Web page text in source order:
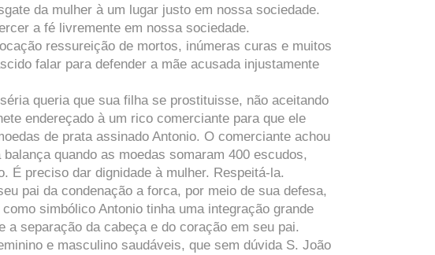
da mulher à um lugar justo em nossa sociedade.
a fé livremente em nossa sociedade.
ressureição de mortos, inúmeras curas e muitos
falar para defender a mãe acusada injustamente
queria que sua filha se prostituisse, não aceitando
endereçado à um rico comerciante para que ele
de prata assinado Antonio. O comerciante achou
quando as moedas somaram 400 escudos,
É preciso dar dignidade à mulher. Respeitá-la.
pai da condenação a forca, por meio de sua defesa,
simbólico Antonio tinha uma integração grande
separação da cabeça e do coração em seu pai.
e masculino saudáveis, que sem dúvida S. João